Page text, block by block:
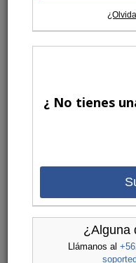
¿ No tienes
¿Alguna
Llámanos al